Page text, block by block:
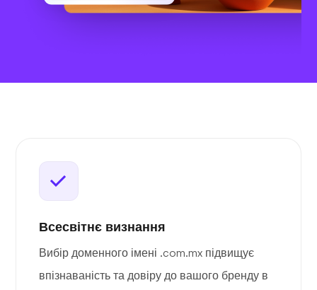
Всесвітнє визнання
Вибір доменного імені .com.mx підвищує
впізнаваність та довіру до вашого бренду в